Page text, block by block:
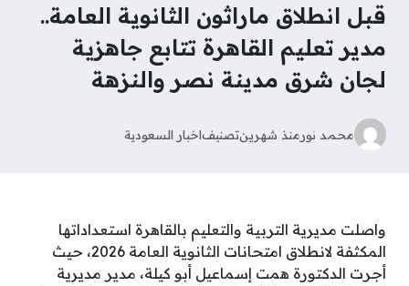
قبل انطلاق ماراثون الثانوية العامة..
مدير تعليم القاهرة تتابع جاهزية
لجان شرق مدينة نصر والنزهة
محمد نورمنذ شهرينتصنيفاخبار السعودية
واصلت مديرية التربية والتعليم بالقاهرة استعداداتها
المكثفة لانطلاق امتحانات الثانوية العامة 2026، حيث
أجرت الدكتورة همت إسماعيل أبو كيلة، مدير مديرية